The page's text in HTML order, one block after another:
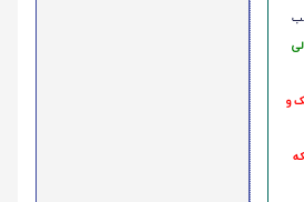
20 الی
و
6 تکه